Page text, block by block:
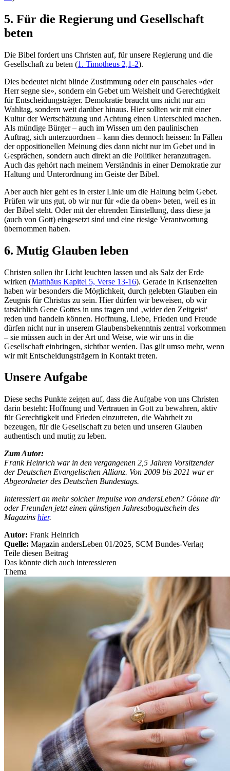
5. Für die Regierung und Gesellschaft
beten
Die Bibel fordert uns Christen auf, für unsere Regierung und die
Gesellschaft zu beten (1. Timotheus 2,1-2).
Dies bedeutet nicht blinde Zustimmung oder ein pauschales «der
Herr segne sie», sondern ein Gebet um Weisheit und Gerechtigkeit
für Entscheidungsträger. Demokratie braucht uns nicht nur am
Wahltag, sondern weit darüber hinaus. Hier sollten wir mit einer
Kultur der Wertschätzung und Achtung einen Unterschied machen.
Als mündige Bürger – auch im Wissen um den paulinischen
Auftrag, sich unterzuordnen – kann dies dennoch heissen: In Fällen
der oppositionellen Meinung dies dann nicht nur im Gebet und in
Gesprächen, sondern auch direkt an die Politiker heranzutragen.
Auch das gehört nach meinem Verständnis in einer Demokratie zur
Haltung und Unterordnung im Geiste der Bibel.
Aber auch hier geht es in erster Linie um die Haltung beim Gebet.
Prüfen wir uns gut, ob wir nur für «die da oben» beten, weil es in
der Bibel steht. Oder mit der ehrenden Einstellung, dass diese ja
(auch von Gott) eingesetzt sind und eine riesige Verantwortung
übernommen haben.
6. Mutig Glauben leben
Christen sollen ihr Licht leuchten lassen und als Salz der Erde
wirken (Matthäus Kapitel 5, Verse 13-16). Gerade in Krisenzeiten
haben wir besonders die Möglichkeit, durch gelebten Glauben ein
Zeugnis für Christus zu sein. Hier dürfen wir beweisen, ob wir
tatsächlich Gene Gottes in uns tragen und ‚wider den Zeitgeist‘
reden und handeln können. Hoffnung, Liebe, Frieden und Freude
dürfen nicht nur in unserem Glaubensbekenntnis zentral vorkommen
– sie müssen auch in der Art und Weise, wie wir uns in die
Gesellschaft einbringen, sichtbar werden. Das gilt umso mehr, wenn
wir mit Entscheidungsträgern in Kontakt treten.
Unsere Aufgabe
Diese sechs Punkte zeigen auf, dass die Aufgabe von uns Christen
darin besteht: Hoffnung und Vertrauen in Gott zu bewahren, aktiv
für Gerechtigkeit und Frieden einzutreten, die Wahrheit zu
bezeugen, für die Gesellschaft zu beten und unseren Glauben
authentisch und mutig zu leben.
Zum Autor:
Frank Heinrich war in den vergangenen 2,5 Jahren Vorsitzender
der Deutschen Evangelischen Allianz. Von 2009 bis 2021 war er
Abgeordneter des Deutschen Bundestags.
Interessiert an mehr solcher Impulse von andersLeben? Gönne dir
oder Freunden jetzt einen günstigen Jahresabogutschein des
Magazins hier.
Autor: Frank Heinrich
Quelle: Magazin andersLeben 01/2025, SCM Bundes-Verlag
Teile diesen Beitrag
Das könnte dich auch interessieren
Thema